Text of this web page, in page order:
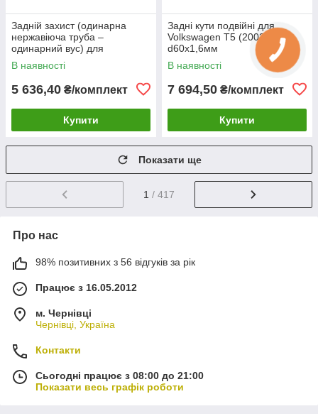
Задній захист (одинарна
нержавіюча труба –
одинарний вус) для
Volkswagen T5 (2003-2009)
d60х1,6мм
В наявності
5 636,40 ₴/комплект
Купити
Задні кути подвійні для
Volkswagen T5 (2003-2009)
d60х1,6мм
В наявності
7 694,50 ₴/комплект
Купити
Показати ще
1 / 417
Про нас
98% позитивних з 56 відгуків за рік
Працює з 16.05.2012
м. Чернівці
Чернівці, Україна
Контакти
Сьогодні працює з 08:00 до 21:00
Показати весь графік роботи